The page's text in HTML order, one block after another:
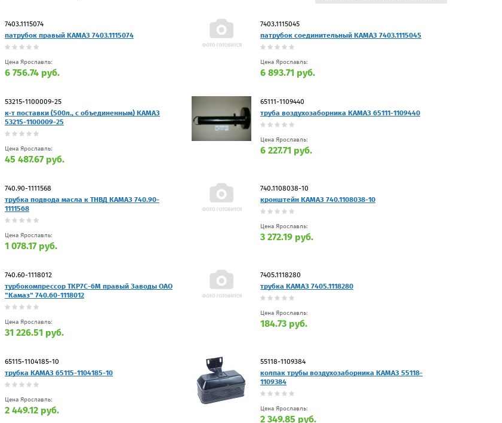
7403.1115074
патрубок правый КАМАЗ 7403.1115074
Цена Ярославль:
6 756.74 руб.
7403.1115045
патрубок соединительный КАМАЗ 7403.1115045
Цена Ярославль:
6 893.71 руб.
53215-1100009-25
к-т поставки (500л., с объединенным) КАМАЗ
53215-1100009-25
Цена Ярославль:
45 487.67 руб.
65111-1109440
труба воздухозаборника КАМАЗ 65111-1109440
Цена Ярославль:
6 227.71 руб.
740.90-1111568
трубка подвода масла к ТНВД КАМАЗ 740.90-
1111568
Цена Ярославль:
1 078.17 руб.
740.1108038-10
кронштейн КАМАЗ 740.1108038-10
Цена Ярославль:
3 272.19 руб.
740.60-1118012
турбокомпрессор ТКР7С-6M правый Заводы ОАО
"Камаз" 740.60-1118012
Цена Ярославль:
31 226.51 руб.
7405.1118280
трубка КАМАЗ 7405.1118280
Цена Ярославль:
184.73 руб.
65115-1104185-10
трубка КАМАЗ 65115-1104185-10
Цена Ярославль:
2 449.12 руб.
55118-1109384
колпак трубы воздухозаборника КАМАЗ 55118-
1109384
Цена Ярославль:
2 349.85 руб.